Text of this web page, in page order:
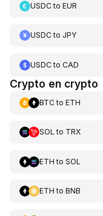
USDCto EUR
USDCto JPY
USDCto CAD
Crypto en crypto
BTCto ETH
SOL to TRX
ETH to SOL
ETH to BNB